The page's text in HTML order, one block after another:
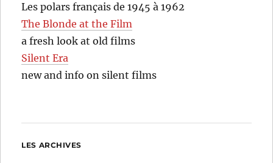
Les polars français de 1945 à 1962
The Blonde at the Film
a fresh look at old films
Silent Era
new and info on silent films
LES ARCHIVES